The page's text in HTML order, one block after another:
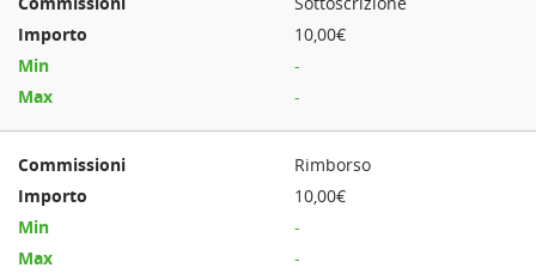
10,00€
-
-
Rimborso
10,00€
-
-